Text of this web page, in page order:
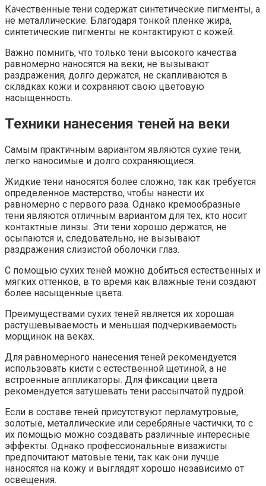
Качественные тени содержат синтетические пигменты, а
не металлические. Благодаря тонкой пленке жира,
синтетические пигменты не контактируют с кожей.
Важно помнить, что только тени высокого качества
равномерно наносятся на веки, не вызывают
раздражения, долго держатся, не скапливаются в
складках кожи и сохраняют свою цветовую
насыщенность.
Техники нанесения теней на веки
Самым практичным вариантом являются сухие тени,
легко наносимые и долго сохраняющиеся.
Жидкие тени наносятся более сложно, так как требуется
определенное мастерство, чтобы нанести их
равномерно с первого раза. Однако кремообразные
тени являются отличным вариантом для тех, кто носит
контактные линзы. Эти тени хорошо держатся, не
осыпаются и, следовательно, не вызывают
раздражения слизистой оболочки глаз.
С помощью сухих теней можно добиться естественных и
мягких оттенков, в то время как влажные тени создают
более насыщенные цвета.
Преимуществами сухих теней является их хорошая
растушевываемость и меньшая подчеркиваемость
морщинок на веках.
Для равномерного нанесения теней рекомендуется
использовать кисти с естественной щетиной, а не
встроенные аппликаторы. Для фиксации цвета
рекомендуется затушевать тени рассыпчатой пудрой.
Если в составе теней присутствуют перламутровые,
золотые, металлические или серебряные частички, то с
их помощью можно создавать различные интересные
эффекты. Однако профессиональные визажисты
предпочитают матовые тени, так как они лучше
наносятся на кожу и выглядят хорошо независимо от
освещения.